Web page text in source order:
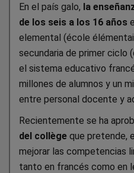
En el país galo, la
de los seis a los 16 años
elemental (école
secundaria de primer ciclo
el sistema educativo
millones de alumnos y un
entre personal docente y
Recientemente se ha
del collège que pretende,
mejorar las competencias
tanto en francés como en